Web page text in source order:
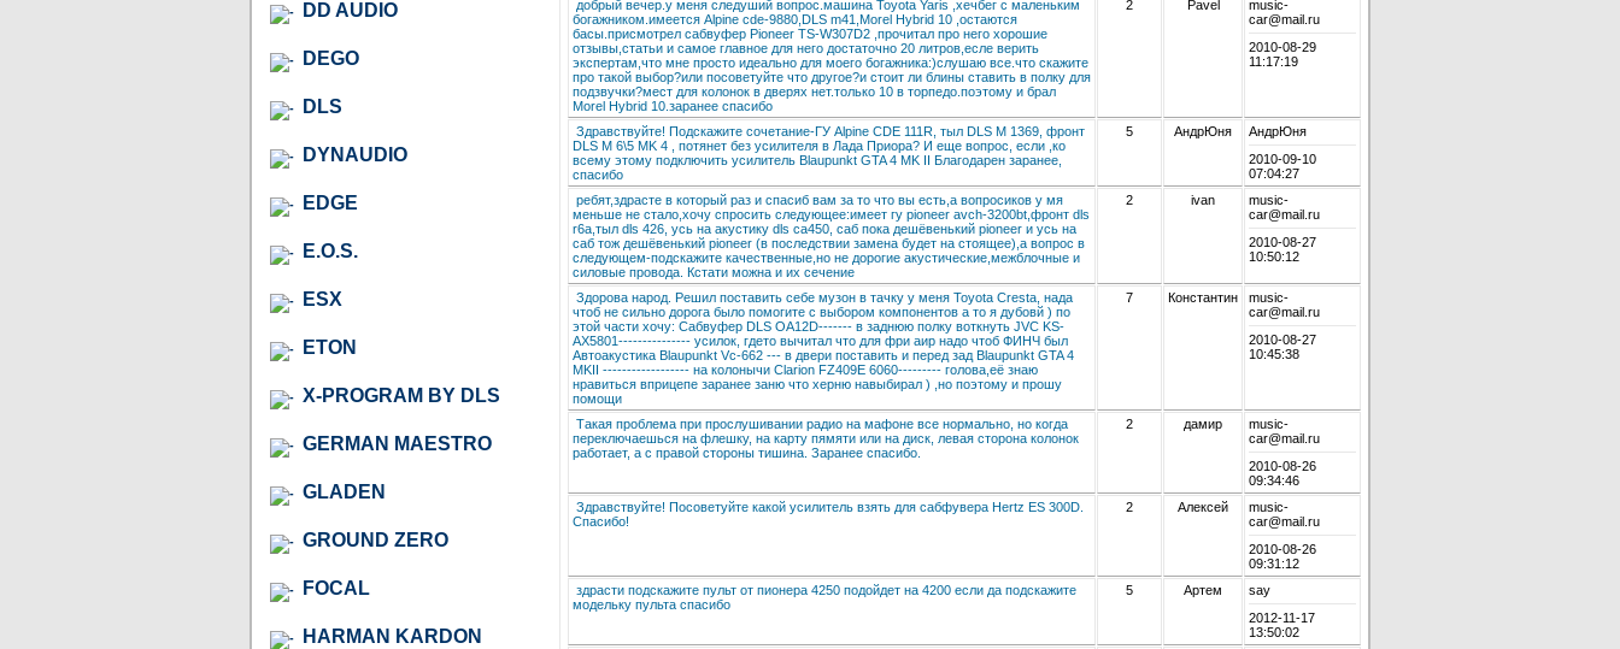
DD AUDIO
DEGO
DLS
DYNAUDIO
EDGE
E.O.S.
ESX
ETON
X-PROGRAM BY DLS
GERMAN MAESTRO
GLADEN
GROUND ZERO
FOCAL
HARMAN KARDON
добрый вечер.у меня следуший вопрос.машина Toyota Yaris ,хечбег с маленьким
богажником.имеется Alpine cde-9880,DLS m41,Morel Hybrid 10 ,остаются
басы.присмотрел сабвуфер Pioneer TS-W307D2 ,прочитал про него хорошие
отзывы,статьи и самое главное для него достаточно 20 литров,есле верить
экспертам,что мне просто идеально для моего богажника:)слушаю все.что скажите
про такой выбор?или посоветуйте что другое?и стоит ли блины ставить в полку для
подзвучки?мест для колонок в дверях нет.только 10 в торпедо.поэтому и брал
Morel Hybrid 10.заранее спасибо
2 Pavel
music-
car@mail.ru
2010-08-29
11:17:19
Здравствуйте! Подскажите сочетание-ГУ Alpine CDE 111R, тыл DLS M 1369, фронт
DLS M 6\5 MK 4 , потянет без усилителя в Лада Приора? И еще вопрос, если ,ко
всему этому подключить усилитель Blaupunkt GTA 4 MK II Благодарен заранее,
спасибо
5 АндрЮня
АндрЮня
2010-09-10
07:04:27
ребят,здрасте в который раз и спасиб вам за то что вы есть,а вопросиков у мя
меньше не стало,хочу спросить следующее:имеет гу pioneer avch-3200bt,фронт dls
r6a,тыл dls 426, усь на акустику dls ca450, саб пока дешёвенький pioneer и усь на
саб тож дешёвенький pioneer (в последствии замена будет на стоящее),а вопрос в
следующем-подскажите качественные,но не дорогие акустические,межблочные и
силовые провода. Кстати можна и их сечение
2 ivan
music-
car@mail.ru
2010-08-27
10:50:12
Здорова народ. Решил поставить себе музон в тачку у меня Toyota Cresta, нада
чтоб не сильно дорога было помогите с выбором компонентов а то я дубовй ) по
этой части хочу: Сабвуфер DLS OA12D------- в заднюю полку воткнуть JVC KS-
AX5801--------------- усилок, гдето вычитал что для фри аир надо чтоб ФИНЧ был
Автоакустика Blaupunkt Vc-662 --- в двери поставить и перед зад Blaupunkt GTA 4
MKII ------------------ на колонычи Clarion FZ409E 6060--------- голова,её знаю
нравиться вприцепе заранее заню что херню навыбирал ) ,но поэтому и прошу
помощи
7 Константин
music-
car@mail.ru
2010-08-27
10:45:38
Такая проблема при прослушивании радио на мафоне все нормально, но когда
переключаешься на флешку, на карту пямяти или на диск, левая сторона колонок
работает, а с правой стороны тишина. Заранее спасибо.
2 дамир
music-
car@mail.ru
2010-08-26
09:34:46
Здравствуйте! Посоветуйте какой усилитель взять для сабфувера Hertz ES 300D.
Спасибо!
2 Алексей
music-
car@mail.ru
2010-08-26
09:31:12
здрасти подскажите пульт от пионера 4250 подойдет на 4200 если да подскажите
модельку пульта спасибо
5 Артем
say
2012-11-17
13:50:02